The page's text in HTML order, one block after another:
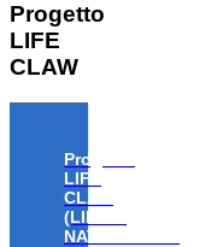
Progetto
LIFE
CLAW
Progetto
LIFE
CLAW
(LIFE18
NAT/IT/000806)